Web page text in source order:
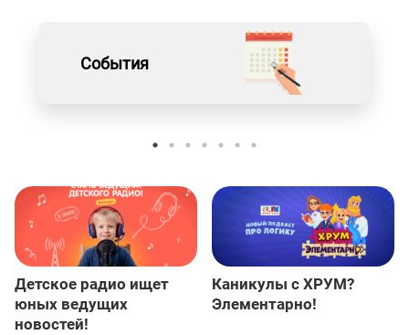
События
Детское радио ищет
юных ведущих
новостей!
Каникулы с ХРУМ?
Элементарно!